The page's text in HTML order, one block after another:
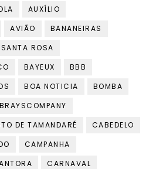
AUXÍLIO
AVIÃO
BANANEIRAS
ROSA
BAYEUX
BBB
BOA NOTICIA
BOMBA
BRAYSCOMPANY
DE TAMANDARÉ
CABEDELO
CAMPANHA
CARNAVAL